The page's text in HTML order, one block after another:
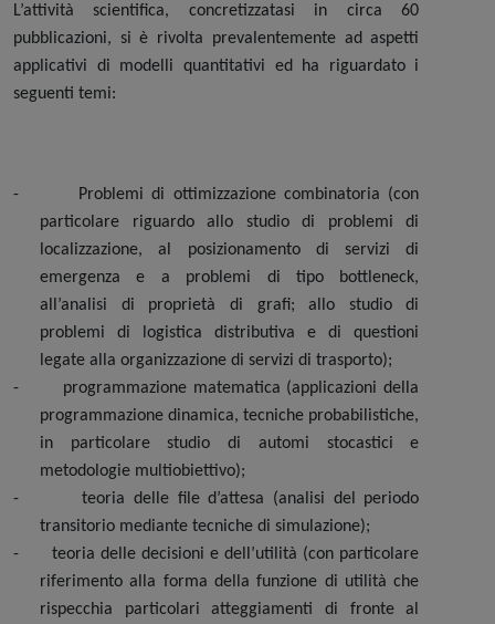
L’attività scientifica, concretizzatasi in circa 60
pubblicazioni, si è rivolta prevalentemente ad aspetti
applicativi di modelli quantitativi ed ha riguardato i
seguenti temi:
-
Problemi di ottimizzazione combinatoria (con
particolare riguardo allo studio di problemi di
localizzazione, al posizionamento di servizi di
emergenza e a problemi di tipo bottleneck,
all’analisi di proprietà di grafi; allo studio di
problemi di logistica distributiva e di questioni
legate alla organizzazione di servizi di trasporto);
-
programmazione matematica (applicazioni della
programmazione dinamica, tecniche probabilistiche,
in particolare studio di automi stocastici e
metodologie multiobiettivo);
-
teoria delle file d’attesa (analisi del periodo
transitorio mediante tecniche di simulazione);
-
teoria delle decisioni e dell’utilità (con particolare
riferimento alla forma della funzione di utilità che
rispecchia particolari atteggiamenti di fronte al